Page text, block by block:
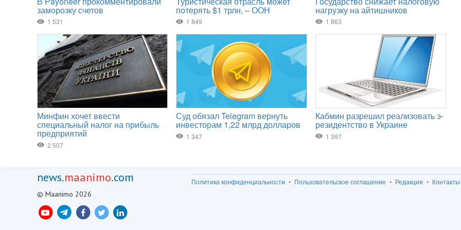
news.maanimo.com
© Maanimo 2026
Политика конфиденциальности Пользовательское соглашение Редакция Контакты